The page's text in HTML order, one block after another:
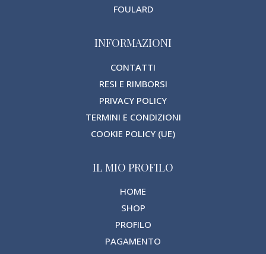
FOULARD
INFORMAZIONI
CONTATTI
RESI E RIMBORSI
PRIVACY POLICY
TERMINI E CONDIZIONI
COOKIE POLICY (UE)
IL MIO PROFILO
HOME
SHOP
PROFILO
PAGAMENTO